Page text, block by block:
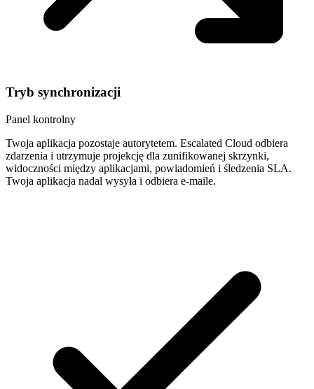
Tryb synchronizacji
Panel kontrolny
Twoja aplikacja pozostaje autorytetem. Escalated Cloud odbiera
zdarzenia i utrzymuje projekcję dla zunifikowanej skrzynki,
widoczności między aplikacjami, powiadomień i śledzenia SLA.
Twoja aplikacja nadal wysyła i odbiera e-maile.